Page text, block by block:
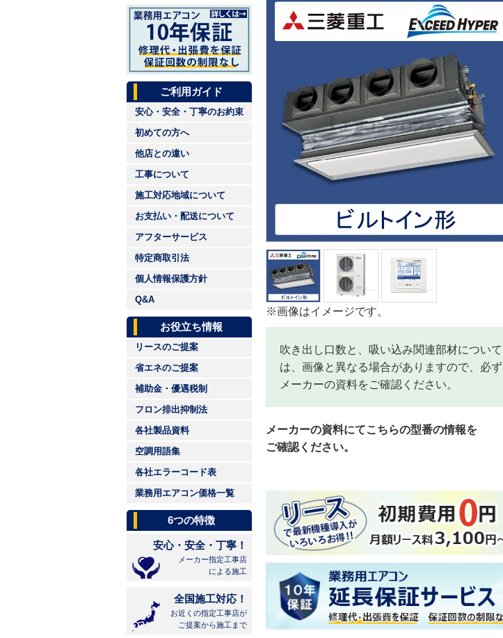
ご利用ガイド
安心・安全・丁寧のお約束
初めての方へ
他店との違い
工事について
施工対応地域について
お支払い・配送について
アフターサービス
特定商取引法
個人情報保護方針
Q&A
お役立ち情報
リースのご提案
省エネのご提案
補助金・優遇税制
フロン排出抑制法
各社製品資料
空調用語集
各社エラーコード表
業務用エアコン価格一覧
6つの特徴
安心・安全・丁寧！
メーカー指定工事店
による施工
全国施工対応！
お近くの指定工事店が
ご提案から施工まで
※画像はイメージです。
吹き出し口数と、吸い込み関連部材について
は、画像と異なる場合がありますので、必ず
メーカーの資料をご確認ください。
メーカーの資料にてこちらの型番の情報を
ご確認ください。